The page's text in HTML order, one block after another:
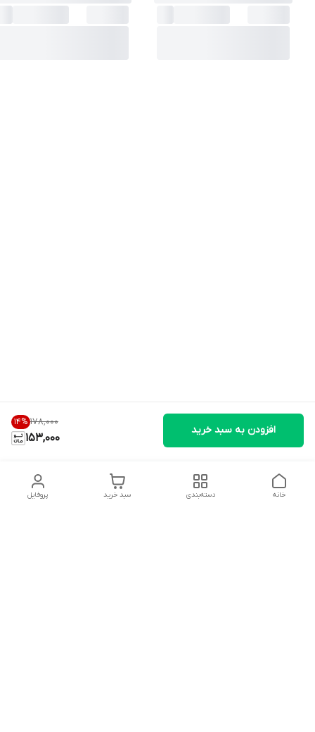
۱۷۸٬۰۰۰ 14%
153,000
افزودن به سبد خرید
پروفایل سبد خرید دسته‌بندی خانه